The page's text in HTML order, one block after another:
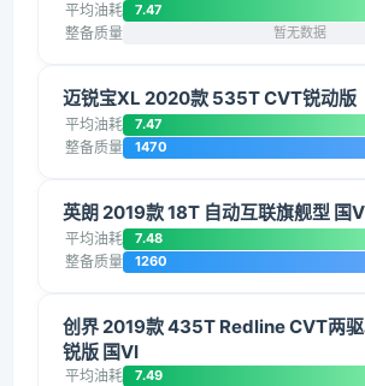
平均油耗 7.47
整备质量 暂无数据
迈锐宝XL 2020款 535T CVT锐动版
平均油耗 7.47
整备质量 1470
英朗 2019款 18T 自动互联旗舰型 国V
平均油耗 7.48
整备质量 1260
创界 2019款 435T Redline CVT两
锐版 国VI
平均油耗 7.49